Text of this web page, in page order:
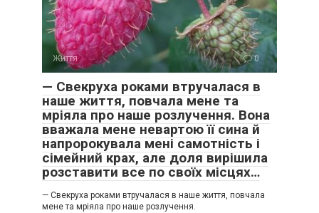
Життя 0
— Свекруха роками втручалася в
наше життя, повчала мене та
мріяла про наше розлучення. Вона
вважала мене невартою її сина й
напророкувала мені самотність і
сімейний крах, але доля вирішила
розставити все по своїх місцях…
— Свекруха роками втручалася в наше життя, повчала
мене та мріяла про наше розлучення.